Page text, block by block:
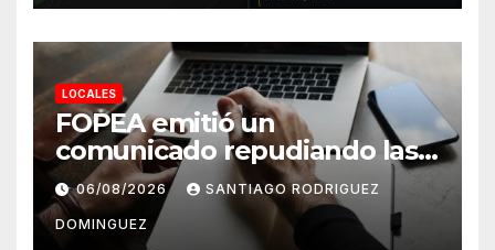
LOCALES
FOPEA emitió un
comunicado repudiando las
cuentas pseudo periodísticas
de Instagram en Mar del
Plata
06/08/2026 SANTIAGO RODRIGUEZ
DOMINGUEZ